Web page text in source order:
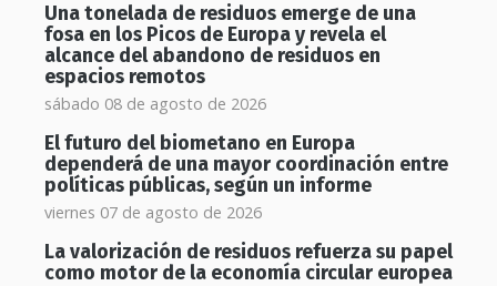
Una tonelada de residuos emerge de una
fosa en los Picos de Europa y revela el
alcance del abandono de residuos en
espacios remotos
sábado 08 de agosto de 2026
El futuro del biometano en Europa
dependerá de una mayor coordinación entre
políticas públicas, según un informe
viernes 07 de agosto de 2026
La valorización de residuos refuerza su papel
como motor de la economía circular europea